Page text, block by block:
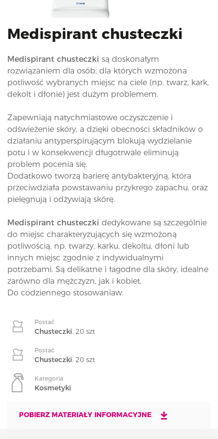
Medispirant chusteczki
Medispirant chusteczki są doskonałym
rozwiązaniem dla osób, dla których wzmożona
potliwość wybranych miejsc na ciele (np. twarz, kark,
dekolt i dłonie) jest dużym problemem.
Zapewniają natychmiastowe oczyszczenie i
odświeżenie skóry, a dzięki obecności składników o
działaniu antyperspirującym blokują wydzielanie
potu i w konsekwencji długotrwale eliminują
problem pocenia się.
Dodatkowo tworzą barierę antybakteryjną, która
przeciwdziała powstawaniu przykrego zapachu, oraz
pielęgnują i odżywiają skórę.
Medispirant chusteczki dedykowane są szczególnie
do miejsc charakteryzujących się wzmożoną
potliwością, np. twarzy, karku, dekoltu, dłoni lub
innych miejsc zgodnie z indywidualnymi
potrzebami. Są delikatne i łagodne dla skóry, idealne
zarówno dla mężczyzn, jak i kobiet.
Do codziennego stosowaniaw.
Postać
Chusteczki. 20 szt
Postać
Chusteczki. 20 szt
Kategoria
Kosmetyki
POBIERZ MATERIAŁY INFORMACYJNE